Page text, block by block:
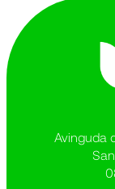
Avinguda